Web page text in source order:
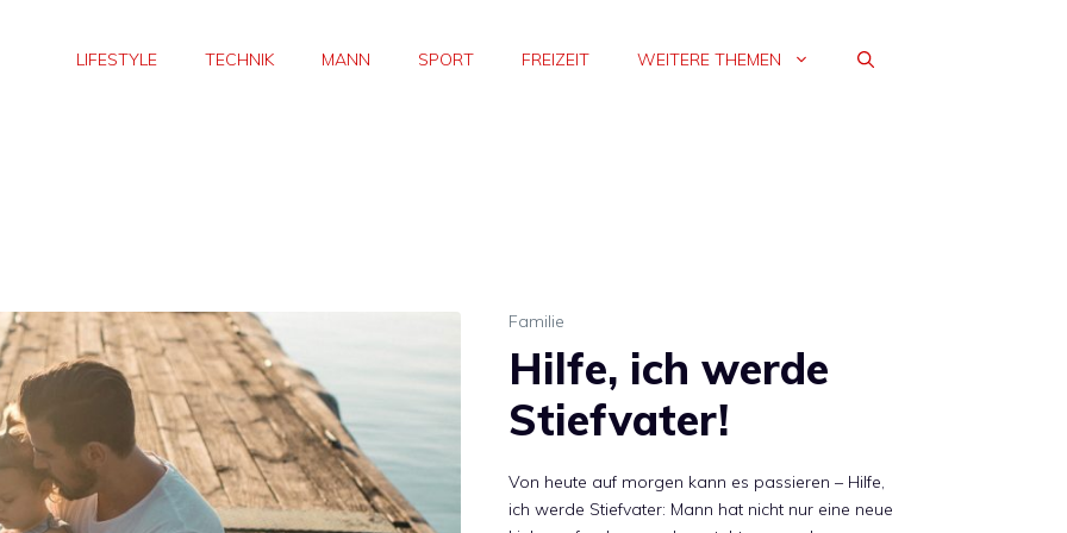
LIFESTYLE TECHNIK MANN SPORT FREIZEIT WEITERE THEMEN
Familie
Hilfe, ich werde
Stiefvater!
Von heute auf morgen kann es passieren – Hilfe,
ich werde Stiefvater: Mann hat nicht nur eine neue